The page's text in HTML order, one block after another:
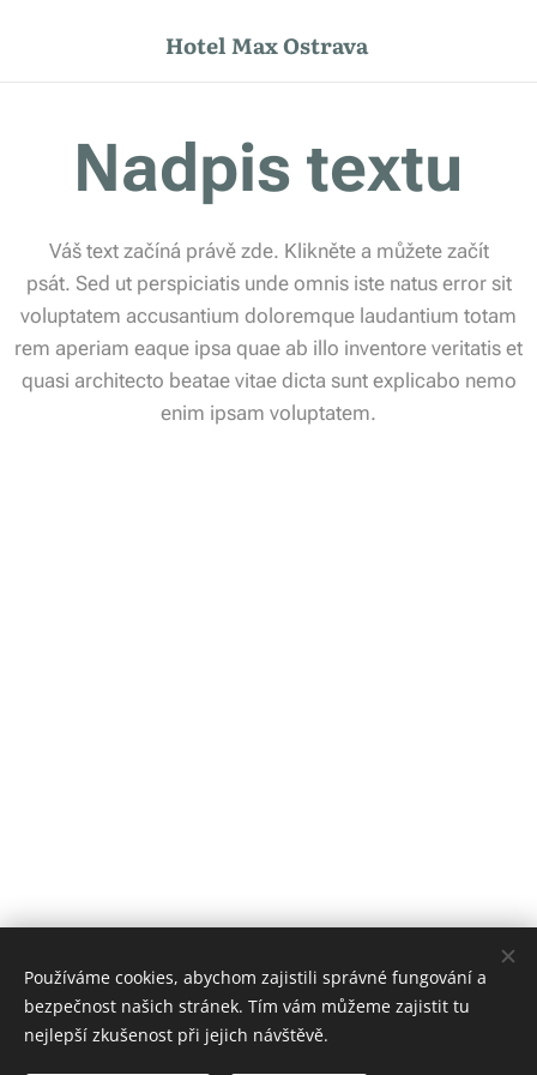
Hotel Max Ostrava
Nadpis textu
Váš text začíná právě zde. Klikněte a můžete začít
psát. Sed ut perspiciatis unde omnis iste natus error sit
voluptatem accusantium doloremque laudantium totam
rem aperiam eaque ipsa quae ab illo inventore veritatis et
quasi architecto beatae vitae dicta sunt explicabo nemo
enim ipsam voluptatem.
Používáme cookies, abychom zajistili správné fungování a
bezpečnost našich stránek. Tím vám můžeme zajistit tu
nejlepší zkušenost při jejich návštěvě.